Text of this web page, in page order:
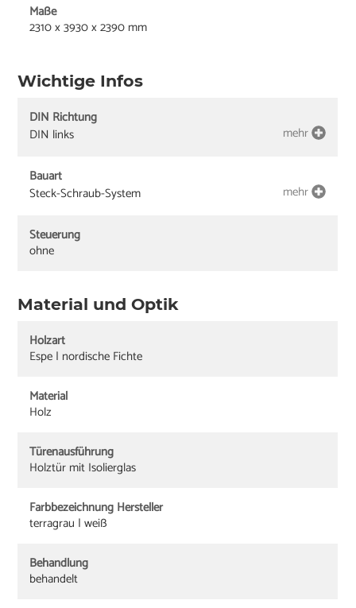
Maße
2310 x 3930 x 2390 mm
Wichtige Infos
DIN Richtung
DIN links
mehr
Bauart
Steck-Schraub-System
mehr
Steuerung
ohne
Material und Optik
Holzart
Espe | nordische Fichte
Material
Holz
Türenausführung
Holztür mit Isolierglas
Farbbezeichnung Hersteller
terragrau | weiß
Behandlung
behandelt